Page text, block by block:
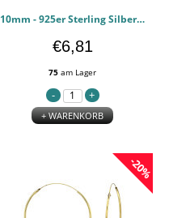
10mm - 925er Sterling Silber Bali Hoops PCJW40451
€6,81
75 am Lager
+ WARENKORB
-20%